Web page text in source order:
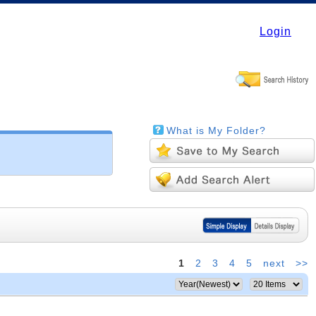
Login
What is My Folder?
1 2 3 4 5 next >>